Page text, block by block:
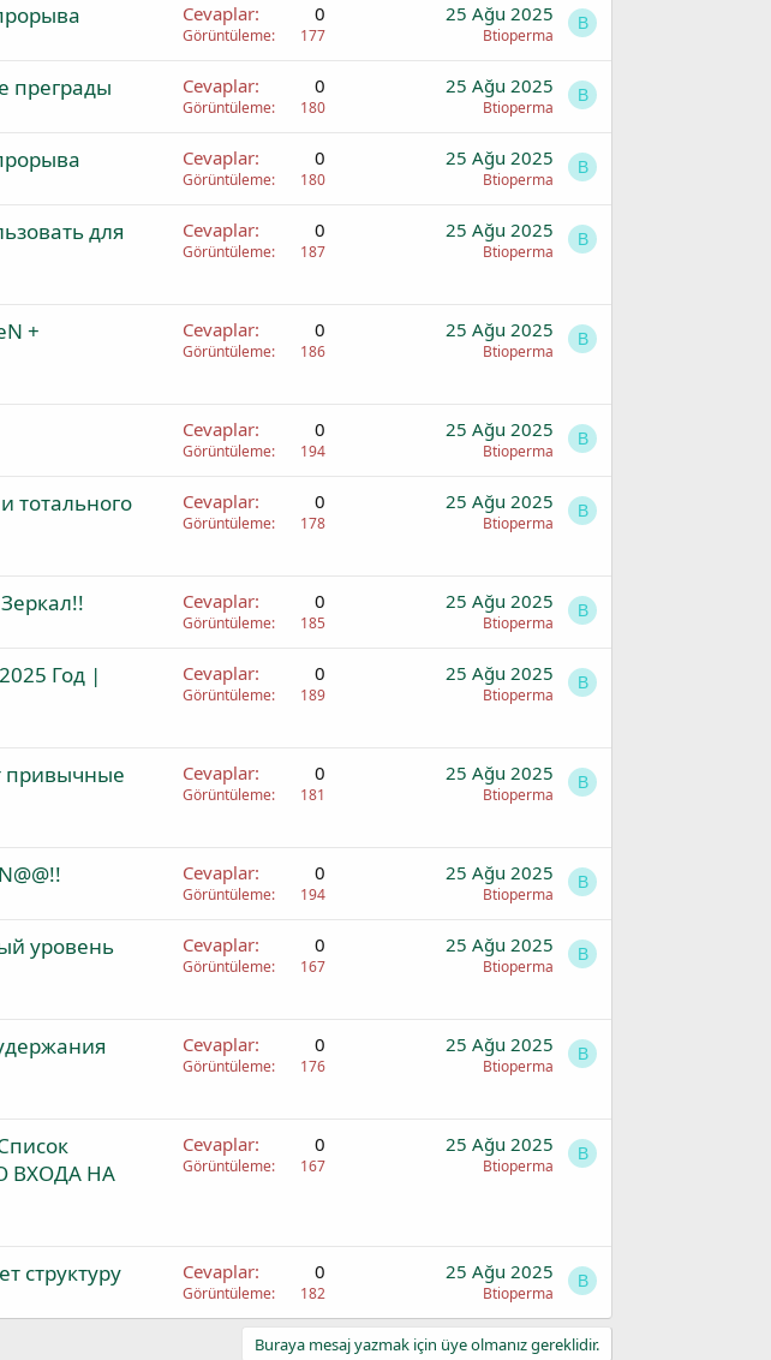
Cevaplar 0
Görüntüleme 177
25 Ağu 2025
Btioperma
B
преграды Cevaplar 0
Görüntüleme 180
25 Ağu 2025
Btioperma
B
Cevaplar 0
Görüntüleme 180
25 Ağu 2025
Btioperma
B
для
Cevaplar 0
Görüntüleme 187
25 Ağu 2025
Btioperma
B
+
Cevaplar 0
Görüntüleme 186
25 Ağu 2025
Btioperma
B
Cevaplar 0
Görüntüleme 194
25 Ağu 2025
Btioperma
B
тотального
Cevaplar 0
Görüntüleme 178
25 Ağu 2025
Btioperma
B
Cevaplar 0
Görüntüleme 185
25 Ağu 2025
Btioperma
B
Год |
Cevaplar 0
Görüntüleme 189
25 Ağu 2025
Btioperma
B
привычные
Cevaplar 0
Görüntüleme 181
25 Ağu 2025
Btioperma
B
Cevaplar 0
Görüntüleme 194
25 Ağu 2025
Btioperma
B
уровень
Cevaplar 0
Görüntüleme 167
25 Ağu 2025
Btioperma
B
Cevaplar 0
Görüntüleme 176
25 Ağu 2025
Btioperma
B
ВХОДА НА
Cevaplar 0
Görüntüleme 167
25 Ağu 2025
Btioperma
B
структуру Cevaplar 0
Görüntüleme 182
25 Ağu 2025
Btioperma
B
Buraya mesaj yazmak için üye olmanız gereklidir.